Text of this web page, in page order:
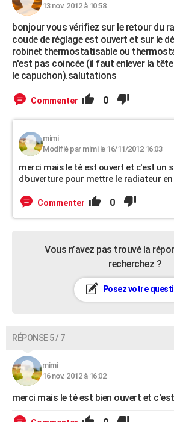
13 nov. 2012 à 10:58
bonjour vous vérifiez sur le retour du
coude de réglage est ouvert et sur le
robinet thermostatisable ou
n'est pas coincée (il faut enlever la
le capuchon).salutations
Commenter 0
mimi
Modifié par mimi le 16/11/2012 16:03
merci mais le té est ouvert et c'est un
d'ouverture pour mettre le radiateur
Commenter 0
Vous n’avez pas trouvé la
recherchez ?
Posez votre
RÉPONSE 5 / 7
mimi
16 nov. 2012 à 16:02
merci mais le té est bien ouvert et